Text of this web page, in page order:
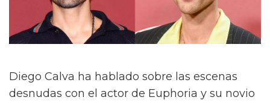
Diego Calva ha hablado sobre las escenas
desnudas con el actor de Euphoria y su novio